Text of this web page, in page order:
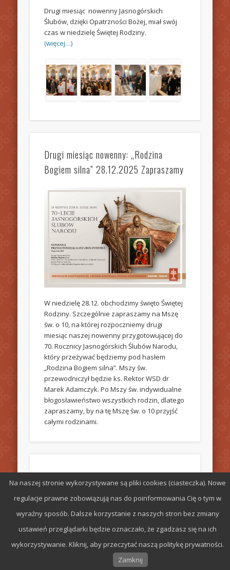
Drugi miesiąc nowenny Jasnogórskich
Ślubów, dzięki Opatrzności Bożej, miał swój
czas w niedzielę Świętej Rodziny.
(więcej…)
Drugi miesiąc nowenny: „Rodzina
Bogiem silna” 28.12.2025 Zapraszamy
W niedzielę 28.12. obchodzimy święto Świętej
Rodziny. Szczególnie zapraszamy na Mszę
św. o 10, na której rozpoczniemy drugi
miesiąc naszej nowenny przygotowującej do
70. Rocznicy Jasnogórskich Ślubów Narodu,
który przeżywać będziemy pod hasłem
„Rodzina Bogiem silna”. Mszy św.
przewodniczył będzie ks. Rektor WSD dr
Marek Adamczyk. Po Mszy św. indywidualne
błogosławieństwo wszystkich rodzin, dlatego
zapraszamy, by na tę Mszę św. o 10 przyjść
całymi rodzinami.
Rekolekcje adwentowe 19-21.12.2025.
ZAPRASZAMY
W piątek 19.12. rozpoczynamy rekolekcje
było miejsca, nie było czasu” przeprowadzi
ks. Wojciech Pawłowski, wikariusz w par.
Chrystusa Dobrego Pasterza, który w
Wielkim Poście miał u nas rekolekcje dla
Na naszej stronie wykorzystywane są pliki cookies (ciasteczka). Nowe
regulacje prawne zobowiązują nas do poinformowania Cię o tym w
wyraźny sposób. Dalsze korzystanie z naszych stron bez zmiany
ustawień przeglądarki będzie oznaczało, że zgadzasz się na ich
wykorzystywanie. Kliknij, aby przeczytać naszą politykę prywatności.
Zamknij